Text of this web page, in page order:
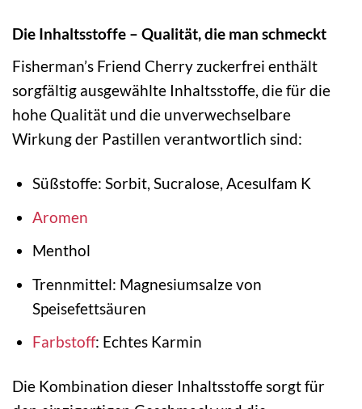
Die Inhaltsstoffe – Qualität, die man schmeckt
Fisherman’s Friend Cherry zuckerfrei enthält
sorgfältig ausgewählte Inhaltsstoffe, die für die
hohe Qualität und die unverwechselbare
Wirkung der Pastillen verantwortlich sind:
Süßstoffe: Sorbit, Sucralose, Acesulfam K
Aromen
Menthol
Trennmittel: Magnesiumsalze von
Speisefettsäuren
Farbstoff: Echtes Karmin
Die Kombination dieser Inhaltsstoffe sorgt für